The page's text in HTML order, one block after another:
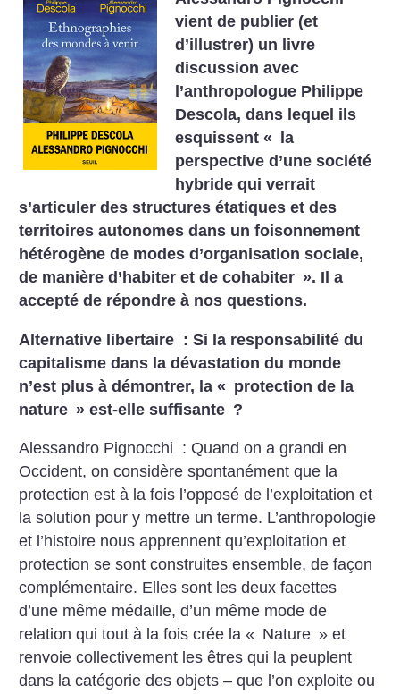
vient de publier (et
d’illustrer) un livre
discussion avec
l’anthropologue Philippe
Descola, dans lequel ils
esquissent «
la
perspective d’une société
hybride qui verrait
s’articuler des structures étatiques et des
territoires autonomes dans un foisonnement
hétérogène de modes d’organisation sociale,
de manière d’habiter et de cohabiter ». Il a
accepté de répondre à nos questions.
Alternative libertaire : Si la responsabilité du
capitalisme dans la dévastation du monde
n’est plus à démontrer, la « protection de la
nature » est-elle suffisante ?
Alessandro Pignocchi : Quand on a grandi en
Occident, on considère spontanément que la
protection est à la fois l’opposé de l’exploitation et
la solution pour y mettre un terme. L’anthropologie
et l’histoire nous apprennent qu’exploitation et
protection se sont construites ensemble, de façon
complémentaire. Elles sont les deux facettes
d’une même médaille, d’un même mode de
relation qui tout à la fois crée la « Nature » et
renvoie collectivement les êtres qui la peuplent
dans la catégorie des objets – que l’on exploite ou